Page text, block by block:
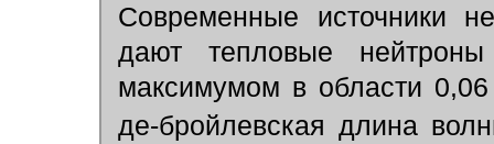
Современные источники
дают тепловые
максимумом в области
де-бройлевская длина